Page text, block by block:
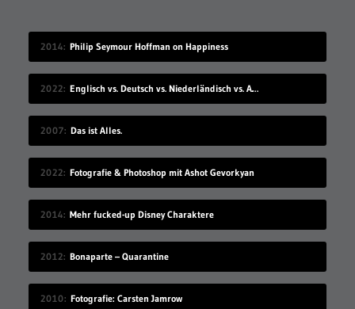
2014 Philip Seymour Hoffman on Happiness
2022 Englisch vs. Deutsch vs. Niederländisch vs. Afrikaans
2007 Das ist Alles.
2022 Fotografie & Photoshop mit Ashot Gevorkyan
2014 Mehr fucked-up Disney Charaktere
2012 Bonaparte – Quarantine
2010 Fotografie: Carsten Jamrow